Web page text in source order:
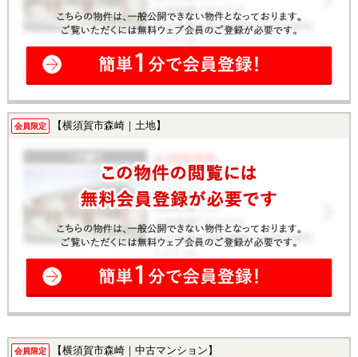
会員限定 【横須賀市森崎｜土地】
会員限定 【横須賀市森崎｜中古マンション】